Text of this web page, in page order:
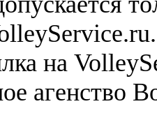
на
агенство